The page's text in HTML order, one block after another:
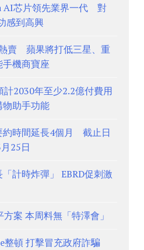
AI芯片領先業界一代 對
感到高興
賣 蘋果將打低三星、重
機商寶座
計2030年至少2.2億付費用
助手功能
約時間延長4個月 截止日
25日
計時炸彈」 EBRD促刺激
案 本周料無「特澤會」
整頓 打擊冒充政府詐騙